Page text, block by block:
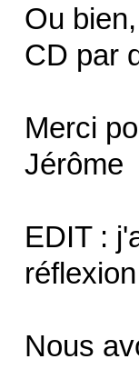
Ou
CD par
Merci
Jérôme
EDIT :
Nous